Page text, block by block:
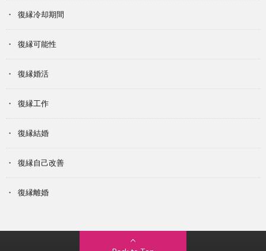
復縁冷却期間
復縁可能性
復縁婚活
復縁工作
復縁結婚
復縁自己改善
復縁離婚